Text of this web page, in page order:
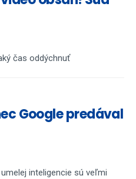
čas oddýchnuť
Google predával
inteligencie sú veľmi